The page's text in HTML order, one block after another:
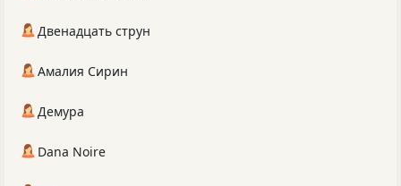
Двенадцать струн
Амалия Сирин
Демура
Dana Noire